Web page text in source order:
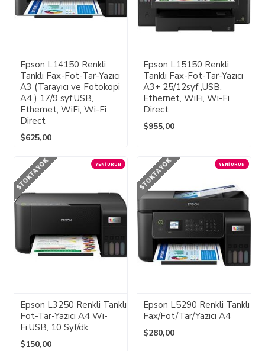
Epson L14150 Renkli
Tanklı Fax-Fot-Tar-Yazıcı
A3 (Tarayıcı ve Fotokopi
A4 ) 17/9 syf,USB,
Ethernet, WiFi, Wi-Fi
Direct
$625,00
Epson L15150 Renkli
Tanklı Fax-Fot-Tar-Yazıcı
A3+ 25/12syf ,USB,
Ethernet, WiFi, Wi-Fi
Direct
$955,00
YENI ÜRÜN
STOKTA YOK
Epson L3250 Renkli Tanklı
Fot-Tar-Yazıcı A4 Wi-
Fi,USB, 10 Syf/dk.
$150,00
YENI ÜRÜN
STOKTA YOK
Epson L5290 Renkli Tanklı
Fax/Fot/Tar/Yazıcı A4
$280,00